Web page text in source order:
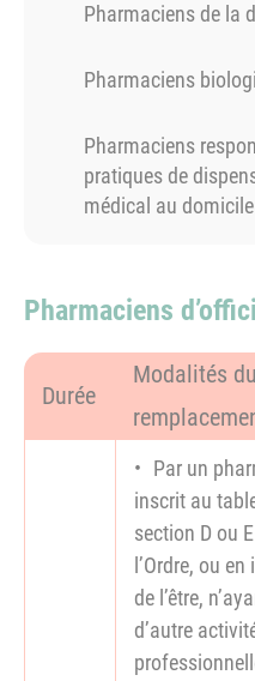
Pharmaciens de la
Pharmaciens
Pharmaciens
pratiques de
médical au
Pharmaciens
Durée
Modalités du
Par un
inscrit au
section D ou
l’Ordre, ou
de l’être,
d’autre